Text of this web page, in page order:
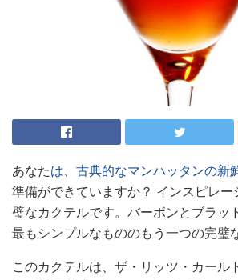
あなたは、古典的なマンハッタンの新
準備ができていますか？ インスピレ
璧なカクテルです。バーボンとブラッ
最もシンプルなもののもう一つの完璧
このカクテルは、ザ・リッツ・カール